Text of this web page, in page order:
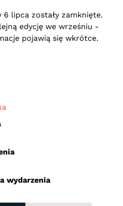
lipca zostały zamknięte.
edycję we wrześniu -
pojawią się wkrótce.
wydarzenia